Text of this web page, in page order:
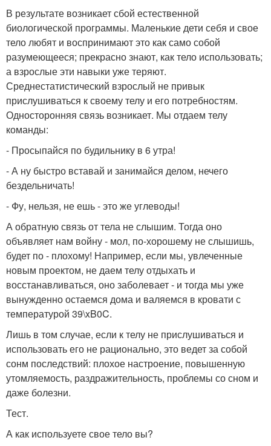
В результате возникает сбой естественной
биологической программы. Маленькие дети себя и свое
тело любят и воспринимают это как само собой
разумеющееся; прекрасно знают, как тело использовать;
а взрослые эти навыки уже теряют.
Среднестатистический взрослый не привык
прислушиваться к своему телу и его потребностям.
Односторонняя связь возникает. Мы отдаем телу
команды:
- Просыпайся по будильнику в 6 утра!
- А ну быстро вставай и занимайся делом, нечего
бездельничать!
- Фу, нельзя, не ешь - это же углеводы!
А обратную связь от тела не слышим. Тогда оно
объявляет нам войну - мол, по-хорошему не слышишь,
будет по - плохому! Например, если мы, увлеченные
новым проектом, не даем телу отдыхать и
восстанавливаться, оно заболевает - и тогда мы уже
вынужденно остаемся дома и валяемся в кровати с
температурой 39\xB0C.
Лишь в том случае, если к телу не прислушиваться и
использовать его не рационально, это ведет за собой
сонм последствий: плохое настроение, повышенную
утомляемость, раздражительность, проблемы со сном и
даже болезни.
Тест.
А как используете свое тело вы?